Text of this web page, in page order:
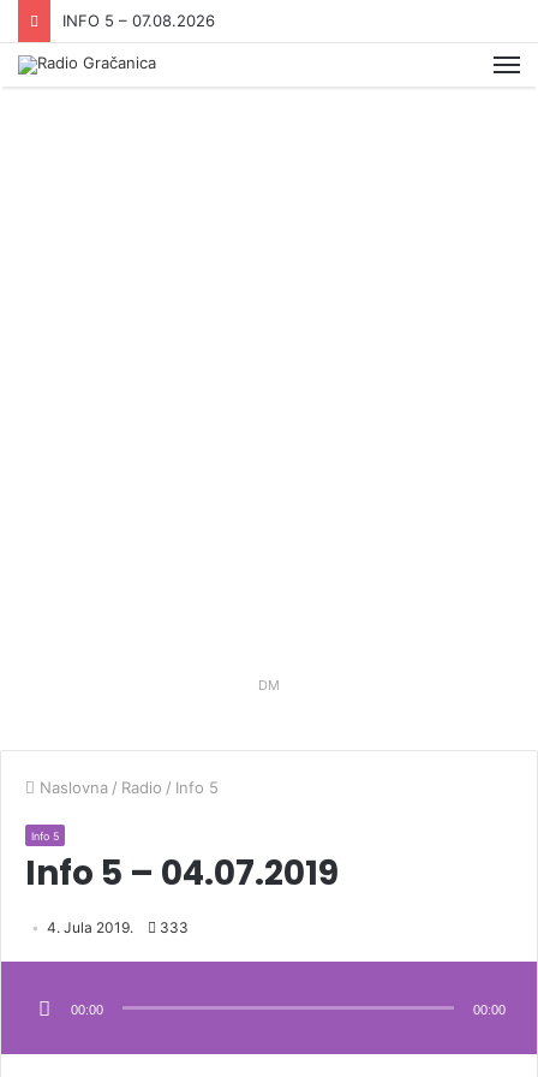
INFO 5 – 07.08.2026
DM
Naslovna / Radio / Info 5
Info 5
Info 5 – 04.07.2019
4. Jula 2019. 333
00:00 00:00